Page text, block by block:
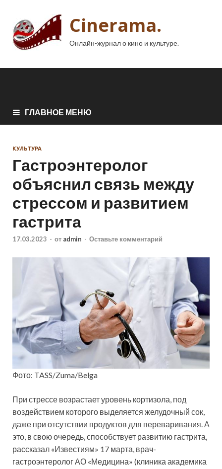
Cinerama.
Онлайн-журнал о кино и культуре.
ГЛАВНОЕ МЕНЮ
КУЛЬТУРА
Гастроэнтеролог
объяснил связь между
стрессом и развитием
гастрита
17.03.2023 - от admin - Оставьте комментарий
Фото: TASS/Zuma/Belga
При стрессе возрастает уровень кортизола, под
воздействием которого выделяется желудочный сок,
даже при отсутствии продуктов для переваривания. А
это, в свою очередь, способствует развитию гастрита,
рассказал «Известиям» 17 марта, врач-
гастроэнтеролог АО «Медицина» (клиника академика